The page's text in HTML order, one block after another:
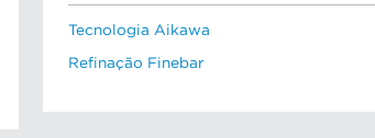
Tecnologia Aikawa
Refinação Finebar